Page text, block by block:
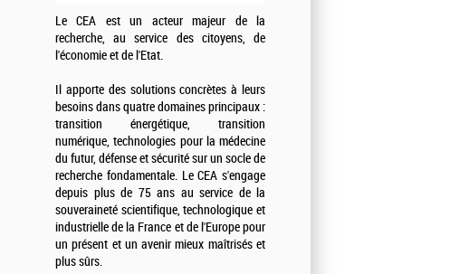
Le CEA est un acteur majeur de la
recherche, au service des citoyens, de
l'économie et de l'Etat.
Il apporte des solutions concrètes à leurs
besoins dans quatre domaines principaux :
transition énergétique, transition
numérique, technologies pour la médecine
du futur, défense et sécurité sur un socle de
recherche fondamentale. Le CEA s'engage
depuis plus de 75 ans au service de la
souveraineté scientifique, technologique et
industrielle de la France et de l'Europe pour
un présent et un avenir mieux maîtrisés et
plus sûrs.